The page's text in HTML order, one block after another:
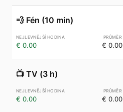
💨 Fén (10 min)
€ 0.00 € 0.00
📺 TV (3 h)
€ 0.00 € 0.00